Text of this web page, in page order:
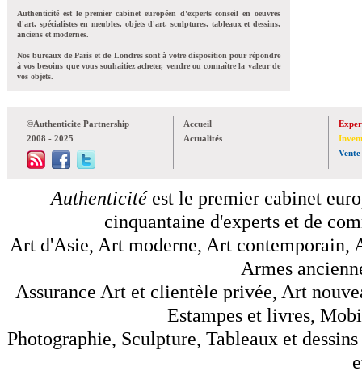
Authenticité est le premier cabinet européen d'experts conseil en oeuvres
d'art, spécialistes en meubles, objets d'art, sculptures, tableaux et dessins,
anciens et modernes.
Nos bureaux de Paris et de Londres sont à votre disposition pour répondre
à vos besoins que vous souhaitiez acheter, vendre ou connaître la valeur de
vos objets.
©Authenticite Partnership
2008 - 2025
Accueil
Actualités
Vente
Authenticitéest le premier cabinet
cinquantaine d'experts et de
Art d'Asie, Art moderne, Art contemporain,
Armes
Assurance Art et clientèle privée, Art
Estampes et livres,
Photographie, Sculpture, Tableaux et